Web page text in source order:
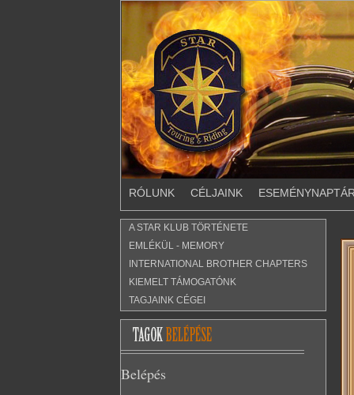
RÓLUNK CÉLJAINK
A STAR KLUB TÖRTÉNETE
EMLÉKÜL - MEMORY
INTERNATIONAL BROTHER CHAPTERS
KIEMELT TÁMOGATÓNK
TAGJAINK CÉGEI
Belépés